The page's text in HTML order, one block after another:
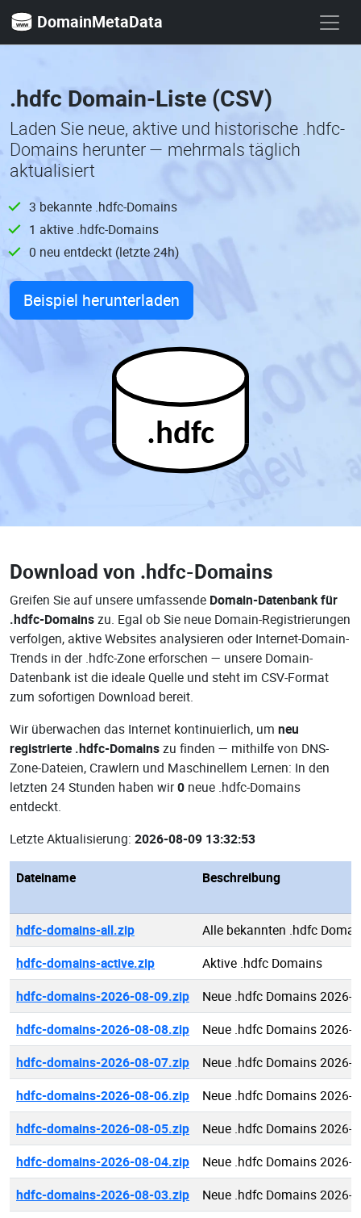
DomainMetaData
.hdfc Domain-Liste (CSV)
Laden Sie neue, aktive und historische .hdfc-
Domains herunter — mehrmals täglich
aktualisiert
3 bekannte .hdfc-Domains
1 aktive .hdfc-Domains
0 neu entdeckt (letzte 24h)
Beispiel herunterladen
.hdfc
Download von .hdfc-Domains
Greifen Sie auf unsere umfassende Domain-Datenbank für
.hdfc-Domainszu. Egal ob Sie neue Domain-Registrierungen
verfolgen, aktive Websites analysieren oder Internet-Domain-
Trends in der .hdfc-Zone erforschen — unsere Domain-
Datenbank ist die ideale Quelle und steht im CSV-Format
zum sofortigen Download bereit.
Wir überwachen das Internet kontinuierlich, um neu
registrierte .hdfc-Domainszu finden — mithilfe von DNS-
Zone-Dateien, Crawlern und Maschinellem Lernen: In den
letzten 24 Stunden haben wir0 neue .hdfc-Domains
entdeckt.
Letzte Aktualisierung: 2026-08-09 13:32:53
Dateiname Beschreibung
hdfc-domains-all.zip
Alle bekannten .hdfc
hdfc-domains-active.zip
Aktive .hdfc Domains
hdfc-domains-2026-08-09.zip
Neue .hdfc Domains 2026-
hdfc-domains-2026-08-08.zip
Neue .hdfc Domains 2026-
hdfc-domains-2026-08-07.zip
Neue .hdfc Domains 2026-
hdfc-domains-2026-08-06.zip
Neue .hdfc Domains 2026-
hdfc-domains-2026-08-05.zip
Neue .hdfc Domains 2026-
hdfc-domains-2026-08-04.zip
Neue .hdfc Domains 2026-
hdfc-domains-2026-08-03.zip
Neue .hdfc Domains 2026-